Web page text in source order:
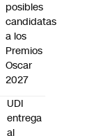
posibles
candidatas
a los
Premios
Oscar
2027
UDI
entrega
al